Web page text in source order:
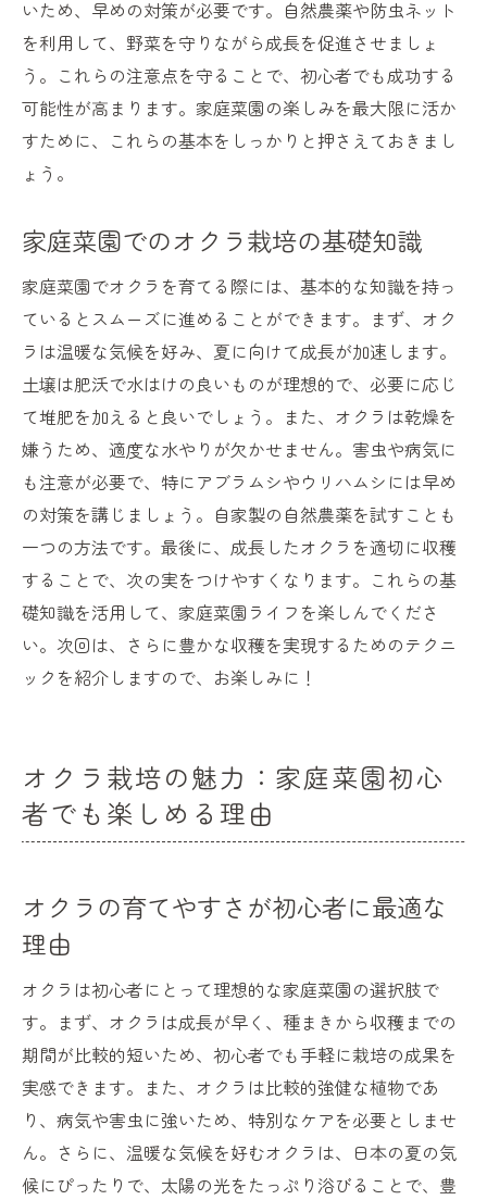
オクラ栽培で育む家族の絆と共に過ごす時
間
いため、早めの対策が必要です。自然農薬や防虫ネット
を利用して、野菜を守りながら成長を促進させましょ
う。これらの注意点を守ることで、初心者でも成功する
可能性が高まります。家庭菜園の楽しみを最大限に活か
すために、これらの基本をしっかりと押さえておきまし
ょう。
家庭菜園でのオクラ栽培の基礎知識
家庭菜園でオクラを育てる際には、基本的な知識を持っ
ているとスムーズに進めることができます。まず、オク
ラは温暖な気候を好み、夏に向けて成長が加速します。
土壌は肥沃で水はけの良いものが理想的で、必要に応じ
て堆肥を加えると良いでしょう。また、オクラは乾燥を
嫌うため、適度な水やりが欠かせません。害虫や病気に
も注意が必要で、特にアブラムシやウリハムシには早め
の対策を講じましょう。自家製の自然農薬を試すことも
一つの方法です。最後に、成長したオクラを適切に収穫
することで、次の実をつけやすくなります。これらの基
礎知識を活用して、家庭菜園ライフを楽しんでくださ
い。次回は、さらに豊かな収穫を実現するためのテクニ
ックを紹介しますので、お楽しみに！
オクラ栽培の魅力：家庭菜園初心
者でも楽しめる理由
オクラの育てやすさが初心者に最適な
理由
オクラは初心者にとって理想的な家庭菜園の選択肢で
す。まず、オクラは成長が早く、種まきから収穫までの
期間が比較的短いため、初心者でも手軽に栽培の成果を
実感できます。また、オクラは比較的強健な植物であ
り、病気や害虫に強いため、特別なケアを必要としませ
ん。さらに、温暖な気候を好むオクラは、日本の夏の気
候にぴったりで、太陽の光をたっぷり浴びることで、豊